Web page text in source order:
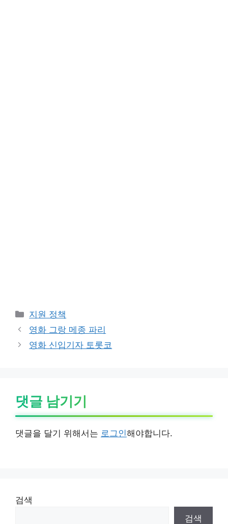
카
테
리
지원 정책
영화 그랑 메종 파리
영화 신입기자 토롯코
댓글 남기기
댓글을 달기 위해서는 로그인해야합니다.
검색
검색